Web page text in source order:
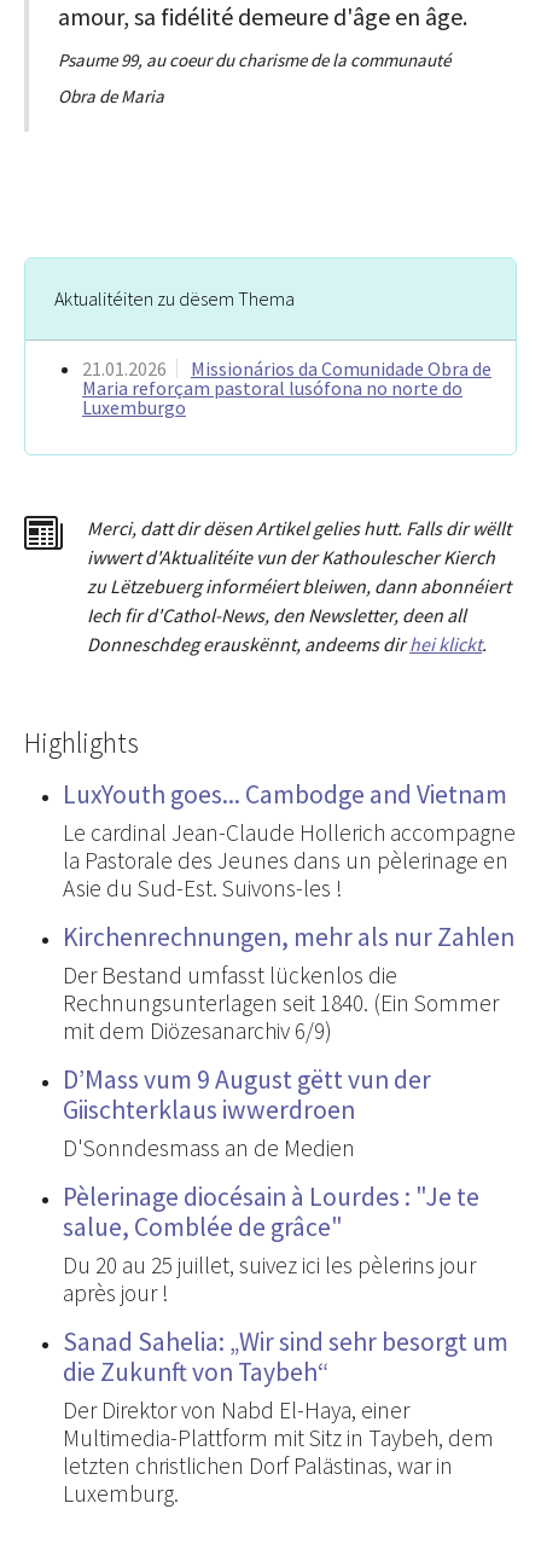
amour, sa fidélité demeure d'âge en âge.
Psaume 99, au coeur du charisme de la communauté
Obra de Maria
Aktualitéiten zu dësem Thema
21.01.2026
Missionários da Comunidade Obra de
Maria reforçam pastoral lusófona no norte do
Luxemburgo
Merci, dattdir dësen Artikel gelies hutt. Falls dir wëllt
iwwert d'Aktualitéite vun der Kathoulescher Kierch
zu Lëtzebuerg informéiert bleiwen, dann abonnéiert
Iech fir d'Cathol-News, den Newsletter, deen all
Donneschdeg erauskënnt, andeems dirhei klickt.
Highlights
LuxYouth goes... Cambodge and Vietnam
Le cardinal Jean-Claude Hollerich accompagne
la Pastorale des Jeunes dans un pèlerinage en
Asie du Sud-Est. Suivons-les !
Kirchenrechnungen, mehr als nur Zahlen
Der Bestand umfasst lückenlos die
Rechnungsunterlagen seit 1840. (Ein Sommer
mit dem Diözesanarchiv 6/9)
D’Mass vum 9 August gëtt vun der
Giischterklaus iwwerdroen
D'Sonndesmass an de Medien
Pèlerinage diocésain à Lourdes : "Je te
salue, Comblée de grâce"
Du 20 au 25 juillet, suivez ici les pèlerins jour
après jour !
Sanad Sahelia: „Wir sind sehr besorgt um
die Zukunft von Taybeh“
Der Direktor von Nabd El-Haya, einer
Multimedia-Plattform mit Sitz in Taybeh, dem
letzten christlichen Dorf Palästinas, war in
Luxemburg.